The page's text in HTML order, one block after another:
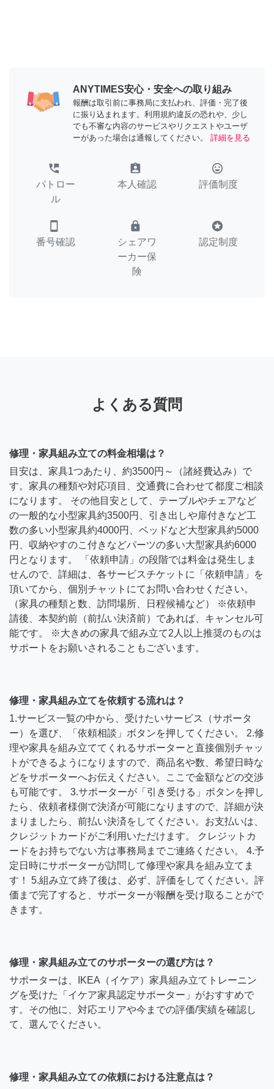
ANYTIMES安心・安全への取り組み
報酬は取引前に事務局に支払われ、評価・完了後
に振り込まれます。利用規約違反の恐れや、少し
でも不審な内容のサービスやリクエストやユーザ
ーがあった場合は通報してください。
詳細を見る
perm_phone_msg
パトロー
ル
assignment_ind
本人確認
tag_faces
評価制度
smartphone
番号確認
lock
シェアワ
ーカー保
険
stars
認定制度
よくある質問
修理・家具組み立ての料金相場は？
目安は、家具1つあたり、約3500円～（諸経費込み）で
す。家具の種類や対応項目、交通費に合わせて都度ご相談
になります。 その他目安として、テーブルやチェアなど
の一般的な小型家具約3500円、引き出しや扉付きなど工
数の多い小型家具約4000円、ベッドなど大型家具約5000
円、収納やすのこ付きなどパーツの多い大型家具約6000
円となります。 「依頼申請」の段階では料金は発生しま
せんので、詳細は、各サービスチケットに「依頼申請」を
頂いてから、個別チャットにてお問い合わせください。
（家具の種類と数、訪問場所、日程候補など） ※依頼申
請後、本契約前（前払い決済前）であれば、キャンセル可
能です。 ※大きめの家具で組み立て2人以上推奨のものは
サポートをお願いされることもございます。
修理・家具組み立てを依頼する流れは？
1.サービス一覧の中から、受けたいサービス（サポータ
ー）を選び、「依頼相談」ボタンを押してください。 2.修
理や家具を組み立ててくれるサポーターと直接個別チャッ
トができるようになりますので、商品名や数、希望日時な
どをサポーターへお伝えください。ここで金額などの交渉
も可能です。 3.サポーターが「引き受ける」ボタンを押し
たら、依頼者様側で決済が可能になりますので、詳細が決
まりましたら、前払い決済をしてください。お支払いは、
クレジットカードがご利用いただけます。 クレジットカ
ードをお持ちでない方は事務局までご連絡ください。 4.予
定日時にサポーターが訪問して修理や家具を組み立てま
す！ 5.組み立て終了後は、必ず、評価をしてください。評
価まで完了すると、サポーターが報酬を受け取ることがで
きます。
修理・家具組み立てのサポーターの選び方は？
サポーターは、IKEA（イケア）家具組み立てトレーニン
グを受けた「イケア家具認定サポーター」がおすすめで
す。その他に、対応エリアや今までの評価/実績を確認し
て、選んでください。
修理・家具組み立ての依頼における注意点は？